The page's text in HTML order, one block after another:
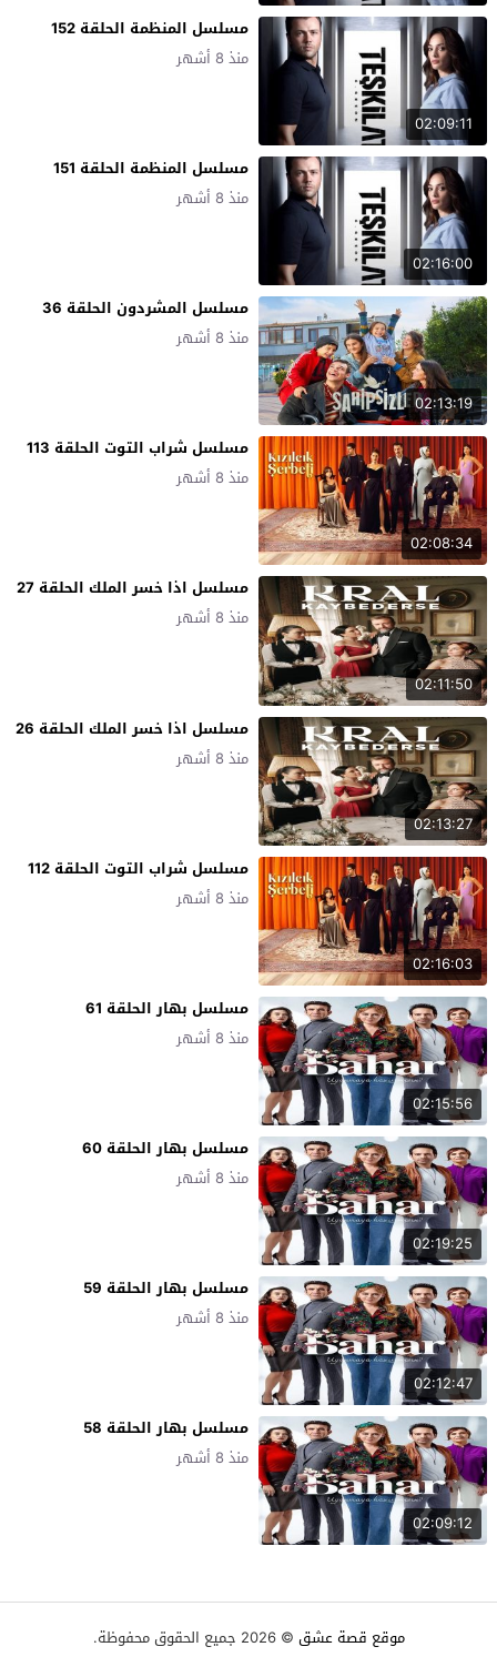
02:09:11
مسلسل المنظمة الحلقة 152
منذ 8 أشهر
02:16:00
مسلسل المنظمة الحلقة 151
منذ 8 أشهر
02:13:19
مسلسل المشردون الحلقة 36
منذ 8 أشهر
02:08:34
مسلسل شراب التوت الحلقة 113
منذ 8 أشهر
02:11:50
مسلسل اذا خسر الملك الحلقة 27
منذ 8 أشهر
02:13:27
مسلسل اذا خسر الملك الحلقة 26
منذ 8 أشهر
02:16:03
مسلسل شراب التوت الحلقة 112
منذ 8 أشهر
02:15:56
مسلسل بهار الحلقة 61
منذ 8 أشهر
02:19:25
مسلسل بهار الحلقة 60
منذ 8 أشهر
02:12:47
مسلسل بهار الحلقة 59
منذ 8 أشهر
02:09:12
مسلسل بهار الحلقة 58
منذ 8 أشهر
موقع قصة عشق © 2026 جميع الحقوق محفوظة.